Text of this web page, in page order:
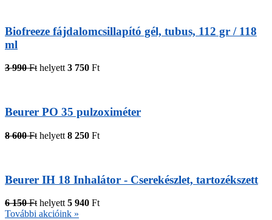
Biofreeze fájdalomcsillapító gél, tubus, 112 gr / 118
ml
3 990 Fthelyett3 750 Ft
Beurer PO 35 pulzoximéter
8 600 Ft helyett 8 250 Ft
Beurer IH 18 Inhalátor - Cserekészlet, tartozékszett
6 150 Ft helyett 5 940 Ft
További akcióink »